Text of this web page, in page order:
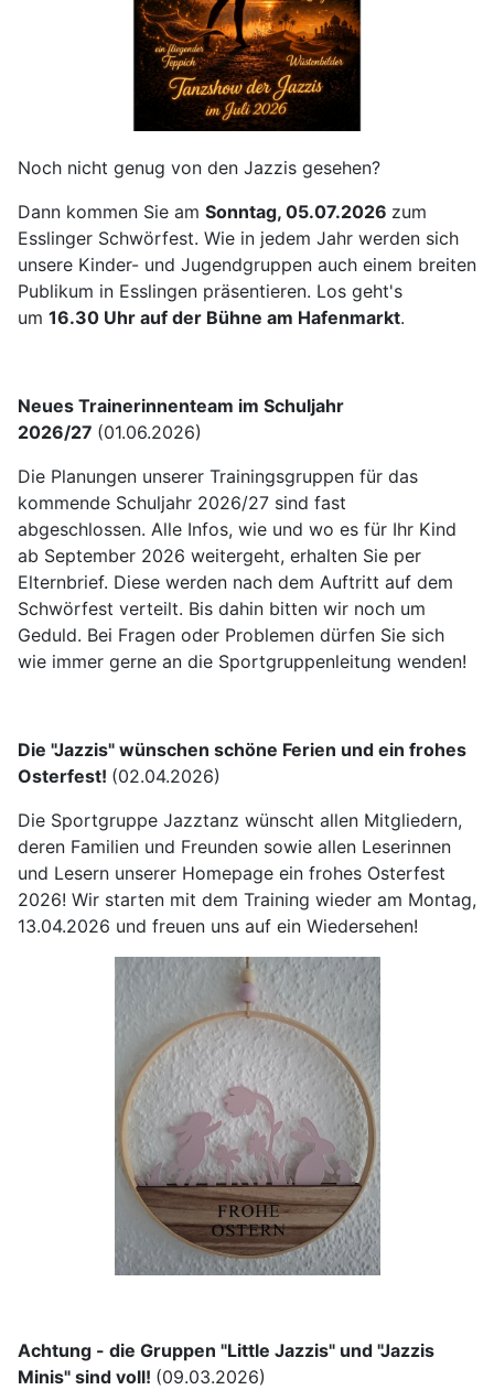
Noch nicht genug von den Jazzis gesehen?
Dann kommen Sie am Sonntag, 05.07.2026 zum
Esslinger Schwörfest. Wie in jedem Jahr werden sich
unsere Kinder- und Jugendgruppen auch einem breiten
Publikum in Esslingen präsentieren. Los geht's
um 16.30 Uhr auf der Bühne am Hafenmarkt.
Neues Trainerinnenteam im Schuljahr
2026/27 (01.06.2026)
Die Planungen unserer Trainingsgruppen für das
kommende Schuljahr 2026/27 sind fast
abgeschlossen. Alle Infos, wie und wo es für Ihr Kind
ab September 2026 weitergeht, erhalten Sie per
Elternbrief. Diese werden nach dem Auftritt auf dem
Schwörfest verteilt. Bis dahin bitten wir noch um
Geduld. Bei Fragen oder Problemen dürfen Sie sich
wie immer gerne an die Sportgruppenleitung wenden!
Die "Jazzis" wünschen schöne Ferien und ein frohes
Osterfest! (02.04.2026)
Die Sportgruppe Jazztanz wünscht allen Mitgliedern,
deren Familien und Freunden sowie allen Leserinnen
und Lesern unserer Homepage ein frohes Osterfest
2026! Wir starten mit dem Training wieder am Montag,
13.04.2026 und freuen uns auf ein Wiedersehen!
Achtung - die Gruppen "Little Jazzis" und "Jazzis
Minis" sind voll! (09.03.2026)